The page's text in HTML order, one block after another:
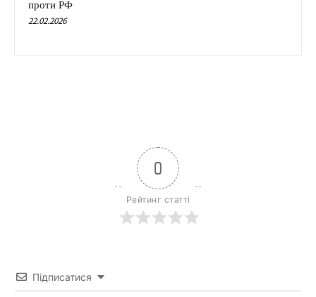
проти РФ
22.02.2026
0
Рейтинг статті
Підписатися